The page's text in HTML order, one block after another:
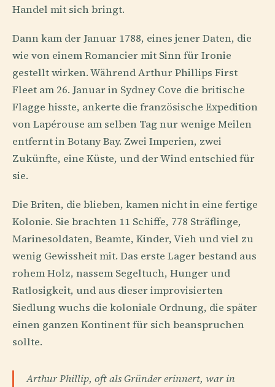
Handel mit sich bringt.
Dann kam der Januar 1788, eines jener Daten, die
wie von einem Romancier mit Sinn für Ironie
gestellt wirken. Während Arthur Phillips First
Fleet am 26. Januar in Sydney Cove die britische
Flagge hisste, ankerte die französische Expedition
von Lapérouse am selben Tag nur wenige Meilen
entfernt in Botany Bay. Zwei Imperien, zwei
Zukünfte, eine Küste, und der Wind entschied für
sie.
Die Briten, die blieben, kamen nicht in eine fertige
Kolonie. Sie brachten 11 Schiffe, 778 Sträflinge,
Marinesoldaten, Beamte, Kinder, Vieh und viel zu
wenig Gewissheit mit. Das erste Lager bestand aus
rohem Holz, nassem Segeltuch, Hunger und
Ratlosigkeit, und aus dieser improvisierten
Siedlung wuchs die koloniale Ordnung, die später
einen ganzen Kontinent für sich beanspruchen
sollte.
Arthur Phillip, oft als Gründer erinnert, war in